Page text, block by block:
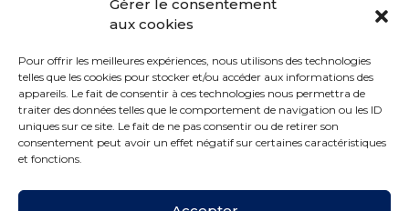
Gérer le consentement
aux cookies
Pour offrir les meilleures expériences, nous utilisons des technologies
telles que les cookies pour stocker et/ou accéder aux informations des
appareils. Le fait de consentir à ces technologies nous permettra de
traiter des données telles que le comportement de navigation ou les ID
uniques sur ce site. Le fait de ne pas consentir ou de retirer son
consentement peut avoir un effet négatif sur certaines caractéristiques
et fonctions.
Retrouvez-nous